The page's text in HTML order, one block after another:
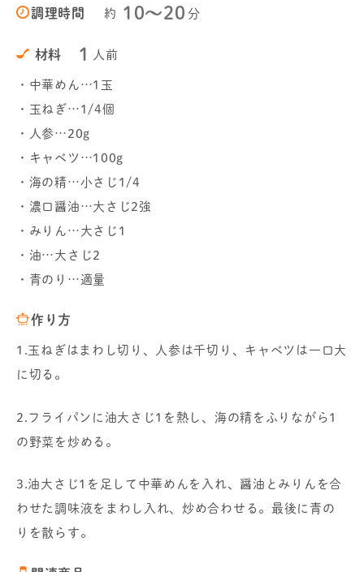
調理時間 約 10〜20 分
材料 1 人前
・中華めん…1玉
・玉ねぎ…1/4個
・人参…20g
・キャベツ…100g
・海の精…小さじ1/4
・濃口醤油…大さじ2強
・みりん…大さじ1
・油…大さじ2
・青のり…適量
作り方
1.玉ねぎはまわし切り、人参は千切り、キャベツは一口大
に切る。
2.フライパンに油大さじ1を熱し、海の精をふりながら1
の野菜を炒める。
3.油大さじ1を足して中華めんを入れ、醤油とみりんを合
わせた調味液をまわし入れ、炒め合わせる。最後に青の
りを散らす。